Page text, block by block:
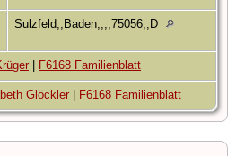
Sulzfeld,,Baden,,,,75056,,D
F6168 Familienblatt
Glöckler F6168 Familienblatt